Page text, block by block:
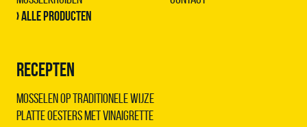
› Alle producten
RECEPTEN
Mosselen op traditionele wijze
Platte oesters met vinaigrette